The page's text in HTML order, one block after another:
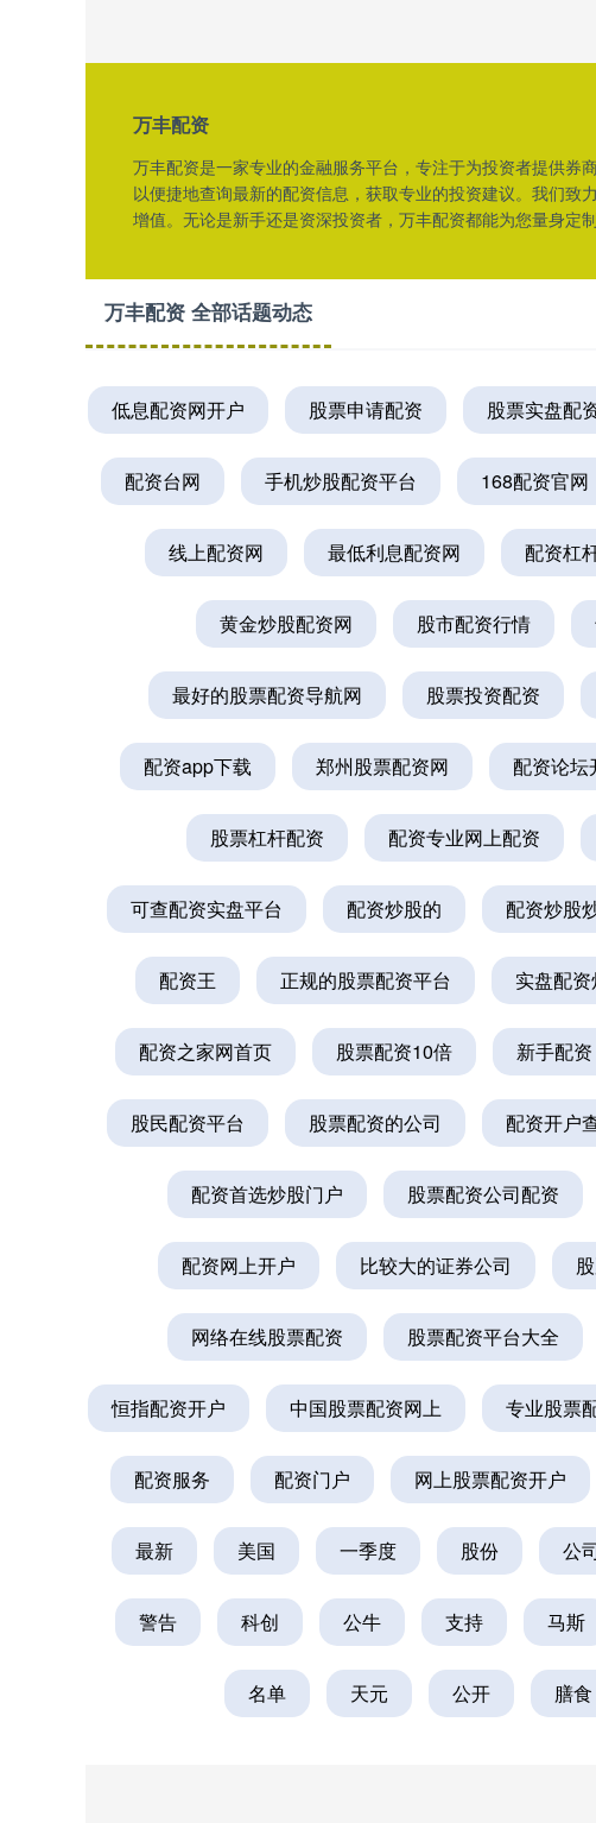
万丰配资
万丰配资是一家专业的金融服务平台，专注于为投资者提供
以便捷地查询最新的配资信息，获取专业的投资建议。我们
增值。无论是新手还是资深投资者，万丰配资都能为您量身定
万丰配资 全部话题动态
低息配资网开户 股票申请配资 股票实盘配
配资台网 手机炒股配资平台 168配资官网
线上配资网 最低利息配资网 配资杠
黄金炒股配资网 股市配资行情
最好的股票配资导航网 股票投资配资
配资app下载 郑州股票配资网 配资论坛
股票杠杆配资 配资专业网上配资
可查配资实盘平台 配资炒股的 配资炒股
配资王 正规的股票配资平台 实盘配
配资之家网首页 股票配资10倍 新手配资
股民配资平台 股票配资的公司 配资开户
配资首选炒股门户 股票配资公司配资
配资网上开户 比较大的证券公司
网络在线股票配资 股票配资平台大全
恒指配资开户 中国股票配资网上 专业股票
配资服务 配资门户 网上股票配资开户
最新 美国 一季度 股份 公
警告 科创 公牛 支持 马斯
名单 天元 公开 膳食